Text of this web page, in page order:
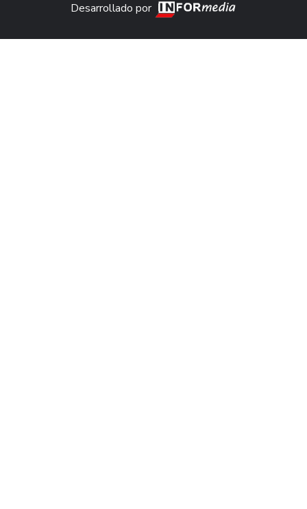
Desarrollado por